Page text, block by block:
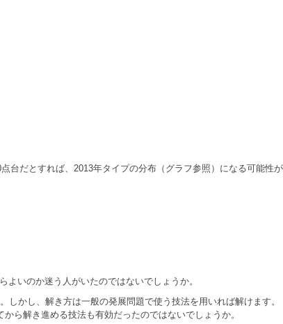
台だとすれば、2013年タイプの分布（グラフ参照）になる可能性が
いのか迷う人がいたのではないでしょうか。
しかし、解き方は一般の発展問題で使う技法を用いれば解けます。
ら解き進める技法も有効だったのではないでしょうか。